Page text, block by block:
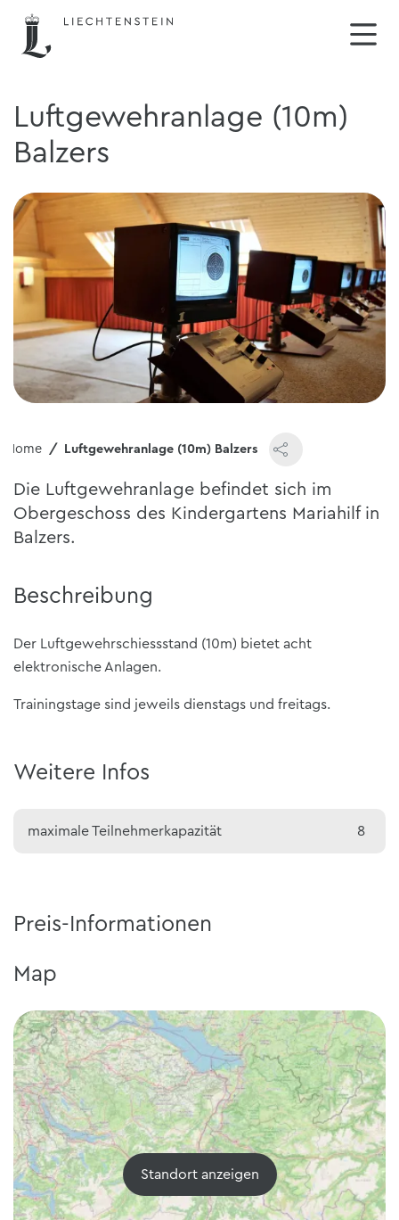
Luftgewehranlage (10m)
Balzers
Home Luftgewehranlage (10m) Balzers
Die Luftgewehranlage befindet sich im
Obergeschoss des Kindergartens Mariahilf in
Balzers.
Beschreibung
Der Luftgewehrschiessstand (10m) bietet acht
elektronische Anlagen.
Trainingstage sind jeweils dienstags und freitags.
Weitere Infos
maximale Teilnehmerkapazität 8
Preis-Informationen
Map
Standort anzeigen